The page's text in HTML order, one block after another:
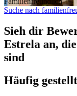
Suche nach
Sieh dir
Estrela an,
sind
Häufig